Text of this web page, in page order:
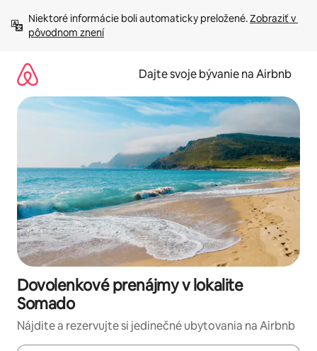
obsah.
Niektoré informácie boli automaticky preložené. Zobraziť v
pôvodnom znení
Dajte svoje bývanie na Airbnb
Dovolenkové prenájmy v lokalite
Somado
Nájdite a rezervujte si jedinečné ubytovania na Airbnb